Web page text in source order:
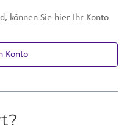
können Sie hier Ihr Konto
Konto